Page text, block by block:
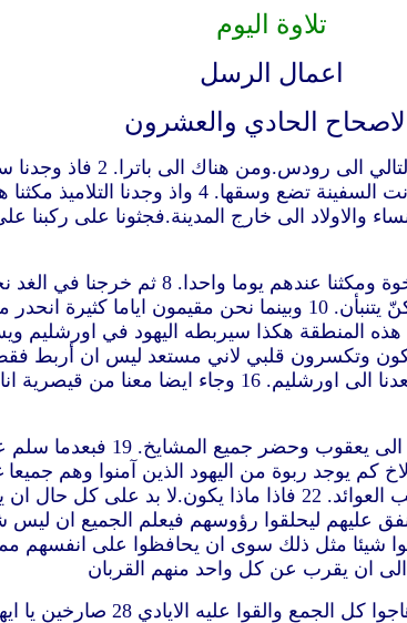
تلاوة اليوم
اعمال الرسل
الاصحاح الحادي والعشرون
على قبرس وتركناها يسرة وسافرنا الى سورية
7 ولما اكملنا السفر في البحر من صور اقبلنا
13 فاجاب بولس ماذا تفعلون تبكون وتكسرون قلبي
14 ولما لم يقنع سكتنا قائلين لتكن مشيئة الرب. 15 وبعد تلك
17 ولما وصلنا الى اورشليم
عليهم نذر. 24 خذ هؤلاء وتطهر معهم وانفق عليهم ليحلقوا
ان يقرب عن كل واحد منهم القربان
27 ولما قاربت الايام السبعة ان